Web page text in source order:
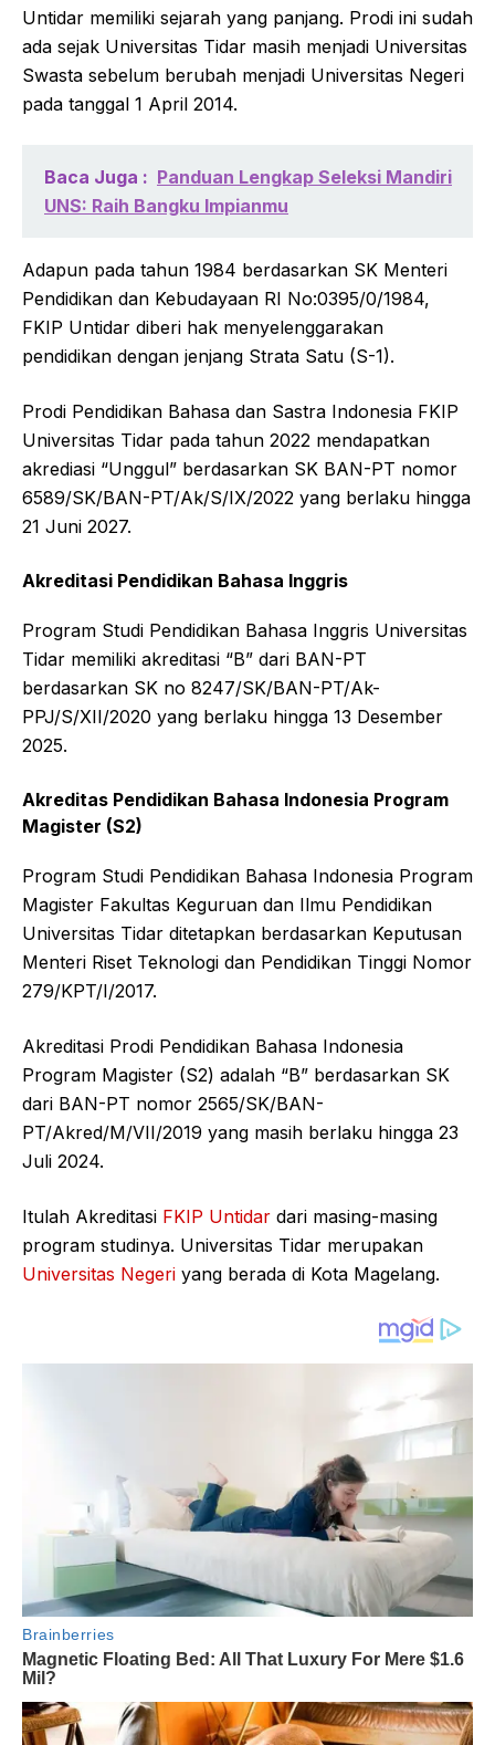
Untidar memiliki sejarah yang panjang. Prodi ini sudah
ada sejak Universitas Tidar masih menjadi Universitas
Swasta sebelum berubah menjadi Universitas Negeri
pada tanggal 1 April 2014.
Baca Juga : Panduan Lengkap Seleksi Mandiri
UNS: Raih Bangku Impianmu
Adapun pada tahun 1984 berdasarkan SK Menteri
Pendidikan dan Kebudayaan RI No:0395/0/1984,
FKIP Untidar diberi hak menyelenggarakan
pendidikan dengan jenjang Strata Satu (S-1).
Prodi Pendidikan Bahasa dan Sastra Indonesia FKIP
Universitas Tidar pada tahun 2022 mendapatkan
akrediasi “Unggul” berdasarkan SK BAN-PT nomor
6589/SK/BAN-PT/Ak/S/IX/2022 yang berlaku hingga
21 Juni 2027.
Akreditasi Pendidikan Bahasa Inggris
Program Studi Pendidikan Bahasa Inggris Universitas
Tidar memiliki akreditasi “B” dari BAN-PT
berdasarkan SK no 8247/SK/BAN-PT/Ak-
PPJ/S/XII/2020 yang berlaku hingga 13 Desember
2025.
Akreditas Pendidikan Bahasa Indonesia Program
Magister (S2)
Program Studi Pendidikan Bahasa Indonesia Program
Magister Fakultas Keguruan dan Ilmu Pendidikan
Universitas Tidar ditetapkan berdasarkan Keputusan
Menteri Riset Teknologi dan Pendidikan Tinggi Nomor
279/KPT/I/2017.
Akreditasi Prodi Pendidikan Bahasa Indonesia
Program Magister (S2) adalah “B” berdasarkan SK
dari BAN-PT nomor 2565/SK/BAN-
PT/Akred/M/VII/2019 yang masih berlaku hingga 23
Juli 2024.
Itulah Akreditasi FKIP Untidar dari masing-masing
program studinya. Universitas Tidar merupakan
Universitas Negeri yang berada di Kota Magelang.